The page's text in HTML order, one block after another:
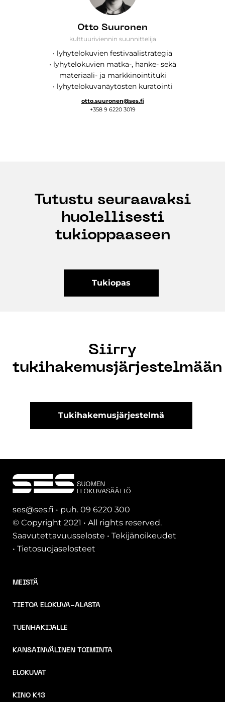
Otto Suuronen
kulttuuriviennin suunnittelija
• lyhytelokuvien festivaalistrategia
• lyhytelokuvien matka-, hanke- sekä
materiaali- ja markkinointituki
• lyhytelokuvanäytösten kuratointi
otto.suuronen@ses.fi
+358 9 6220 3019
Tutustu seuraavaksi
huolellisesti
tukioppaaseen
Tukiopas
Siirry
tukihakemusjärjestelmään
Tukihakemusjärjestelmä
ses@ses.fi • puh. 09 6220 300
© Copyright 2021 • All rights reserved.
Saavutettavuusseloste • Tekijänoikeudet
• Tietosuojaselosteet
MEISTÄ
TIETOA ELOKUVA-ALASTA
TUENHAKIJALLE
KANSAINVÄLINEN TOIMINTA
ELOKUVAT
KINO K13